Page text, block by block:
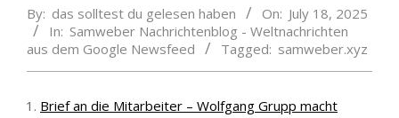
By: das solltest du gelesen haben On: July 18, 2025
In: Samweber Nachrichtenblog - Weltnachrichten
aus dem Google Newsfeed
Tagged: samweber.xyz
Brief an die Mitarbeiter – Wolfgang Grupp macht